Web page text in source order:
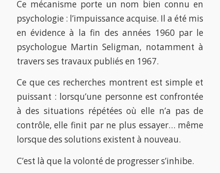
Ce mécanisme porte un nom bien connu en
psychologie : l’impuissance acquise. Il a été mis
en évidence à la fin des années 1960 par le
psychologue Martin Seligman, notamment à
travers ses travaux publiés en 1967.
Ce que ces recherches montrent est simple et
puissant : lorsqu’une personne est confrontée
à des situations répétées où elle n’a pas de
contrôle, elle finit par ne plus essayer… même
lorsque des solutions existent à nouveau.
C’est là que la volonté de progresser s’inhibe.